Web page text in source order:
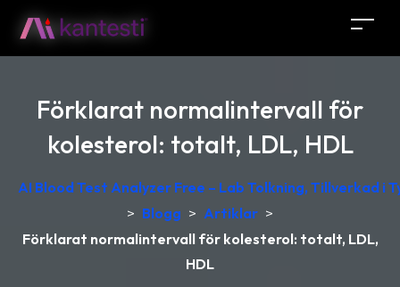
Förklarat normalintervall för
kolesterol: totalt, LDL, HDL
AI Blood Test Analyzer Free – Lab Tolkning, Tillverkad i
> Blogg > Artiklar >
Förklarat normalintervall för kolesterol: totalt, LDL,
HDL